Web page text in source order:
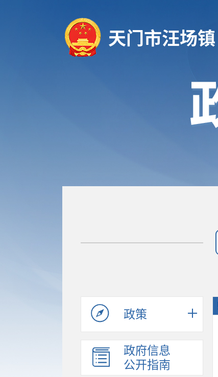
天门市汪场镇
政策
政府信息
公开指南